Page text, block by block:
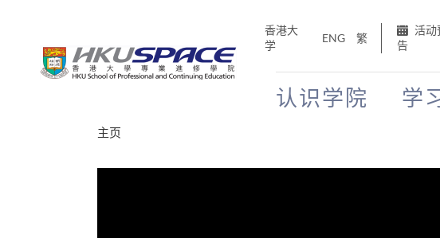
香港大
学
ENG 繁
活动
告
认识学院 学
主页